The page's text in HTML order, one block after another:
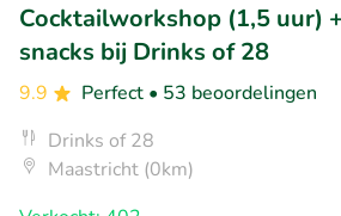
Cocktailworkshop (1,5 uur)
snacks bij Drinks of 28
9.9 Perfect • 53 beoordelingen
Drinks of 28
Maastricht (0km)